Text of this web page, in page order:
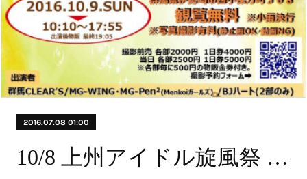
2016.07.08 01:00
10/8 上州アイドル旋風祭 vol.18